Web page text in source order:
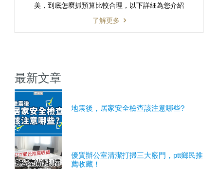
美，到底怎麼抓預算比較合理，以下詳細為您介紹
了解更多
最新文章
地震後，居家安全檢查該注意哪些?
優質辦公室清潔打掃三大竅門，ptt鄉民推
薦收藏！